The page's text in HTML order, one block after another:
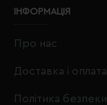
ІНФОРМАЦІЯ
Про нас
Доставка і оплата
Політика безпеки